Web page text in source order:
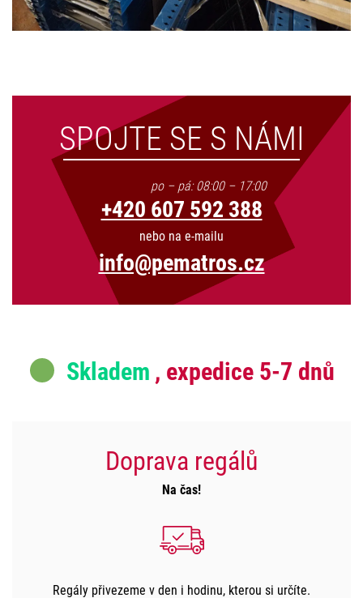
SPOJTE SE S NÁMI
po – pá: 08:00 – 17:00
+420 607 592 388
nebo na e-mailu
info@pematros.cz
Skladem , expedice 5-7 dnů
Doprava regálů
Na čas!
Regály přivezeme v den i hodinu, kterou si určíte.